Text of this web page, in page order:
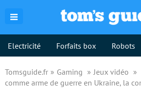
Electricité Forfaits box Robots
Tomsguide.fr Gaming Jeux vidéo
comme arme de guerre en Ukraine, la